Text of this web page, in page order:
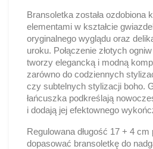
Bransoletka została ozdobiona
elementami w kształcie
oryginalnego wyglądu oraz
uroku. Połączenie złotych
tworzy elegancką i modną
zarówno do codziennych
czy subtelnych stylizacji boho.
łańcuszka podkreślają
i dodają jej efektownego
Regulowana długość 17 + 4
dopasować bransoletkę do